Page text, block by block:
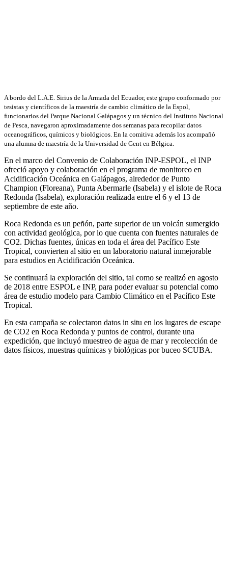
A bordo del L.A.E. Sirius de la Armada del Ecuador, este grupo conformado por
tesistas y científicos de la maestría de cambio climático de la Espol,
funcionarios del Parque Nacional Galápagos y un técnico del Instituto Nacional
de Pesca, navegaron aproximadamente dos semanas para recopilar datos
oceanográficos, químicos y biológicos. En la comitiva además los acompañó
una alumna de maestría de la Universidad de Gent en Bélgica.
En el marco del Convenio de Colaboración INP-ESPOL, el INP
ofreció apoyo y colaboración en el programa de monitoreo en
Acidificación Oceánica en Galápagos, alrededor de Punto
Champion (Floreana), Punta Abermarle (Isabela) y el islote de Roca
Redonda (Isabela), exploración realizada entre el 6 y el 13 de
septiembre de este año.
Roca Redonda es un peñón, parte superior de un volcán sumergido
con actividad geológica, por lo que cuenta con fuentes naturales de
CO2. Dichas fuentes, únicas en toda el área del Pacífico Este
Tropical, convierten al sitio en un laboratorio natural inmejorable
para estudios en Acidificación Oceánica.
Se continuará la exploración del sitio, tal como se realizó en agosto
de 2018 entre ESPOL e INP, para poder evaluar su potencial como
área de estudio modelo para Cambio Climático en el Pacífico Este
Tropical.
En esta campaña se colectaron datos in situ en los lugares de escape
de CO2 en Roca Redonda y puntos de control, durante una
expedición, que incluyó muestreo de agua de mar y recolección de
datos físicos, muestras químicas y biológicas por buceo SCUBA.